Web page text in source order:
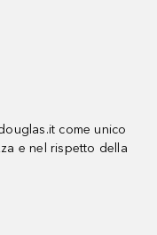
come unico
e nel rispetto della